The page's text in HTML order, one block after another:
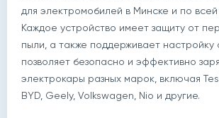
для электромобилей в Минске и по
Каждое устройство имеет защиту от
пыли, а также поддерживает настройку
позволяет безопасно и эффективно
электрокары разных марок, включая
BYD, Geely, Volkswagen, Nio и другие.